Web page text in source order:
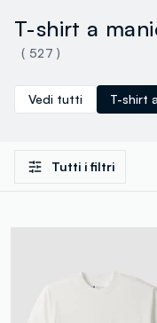
T-shirt a
( 527 )
Vedi tutti T-shirt
Tutti i filtri